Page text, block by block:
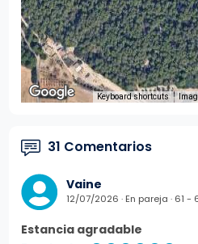
Keyboard shortcuts
31 Comentarios
Vaine
12/07/2026 · En pareja · 61 -
Estancia agradable